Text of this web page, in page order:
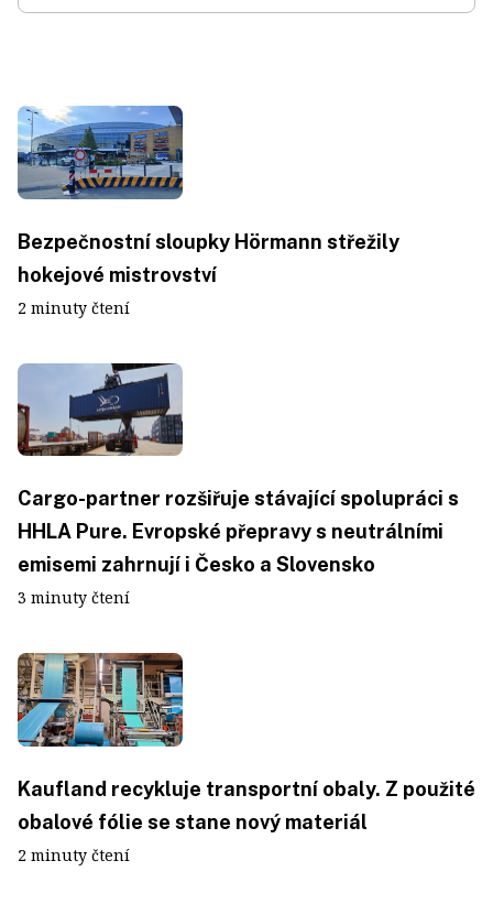
Bezpečnostní sloupky Hörmann střežily
hokejové mistrovství
2 minuty čtení
Cargo-partner rozšiřuje stávající spolupráci s
HHLA Pure. Evropské přepravy s neutrálními
emisemi zahrnují i Česko a Slovensko
3 minuty čtení
Kaufland recykluje transportní obaly. Z použité
obalové fólie se stane nový materiál
2 minuty čtení